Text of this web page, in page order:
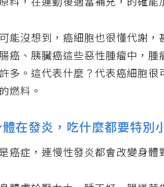
料，在運動後適當補充，的確能
能沒想到，癌細胞也很懂代謝
癌、胰臟癌這些惡性腫瘤中，
多。這代表什麼？代表癌細胞
燃料。
體在發炎，吃什麼都要特別
癌症，連慢性發炎都會改變身體